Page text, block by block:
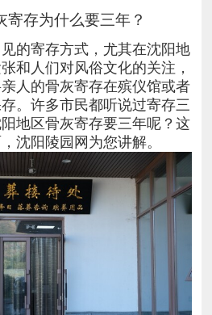
寄存为什么要三年？
的寄存方式，尤其在沈阳地
和人们对风俗文化的关注，
人的骨灰寄存在殡仪馆或者
。许多市民都听说过寄存三
地区骨灰寄存要三年呢？这
沈阳陵园网为您讲解。